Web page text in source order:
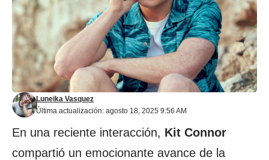
Última actualización: agosto 18, 2025 9:56 AM
Luneika Vasquez
En una reciente interacción, Kit Connor
compartió un emocionante avance de la